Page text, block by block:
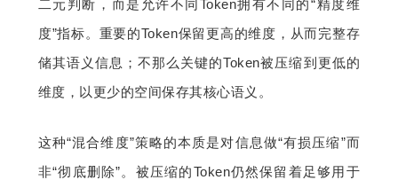
二元判断，而是允许不同Token拥有不同的“精度维
度”指标。重要的Token保留更高的维度，从而完整存
储其语义信息；不那么关键的Token被压缩到更低的
维度，以更少的空间保存其核心语义。
这种“混合维度”策略的本质是对信息做“有损压缩”而
非“彻底删除”。被压缩的Token仍然保留着足够用于